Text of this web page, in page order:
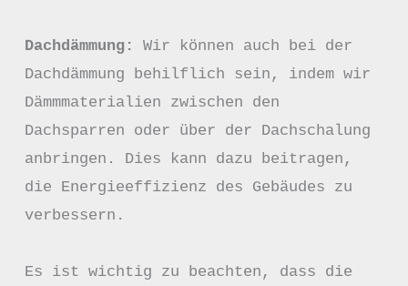
Dachdämmung:
Wir können auch bei der
Dachdämmung behilflich sein, indem wir
Dämmmaterialien zwischen den
Dachsparren oder über der Dachschalung
anbringen. Dies kann dazu beitragen,
die Energieeffizienz des Gebäudes zu
verbessern.
Es ist wichtig zu beachten, dass die